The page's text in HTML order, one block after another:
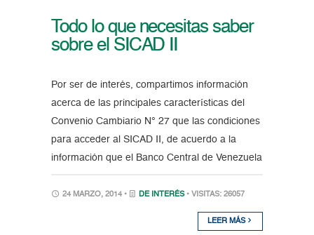
Todo lo que necesitas saber
sobre el SICAD II
Por ser de interés, compartimos información
acerca de las principales características del
Convenio Cambiario N° 27 que las condiciones
para acceder al SICAD II, de acuerdo a la
información que el Banco Central de Venezuela
24 MARZO, 2014 • DE INTERÉS • VISITAS: 26057
LEER MÁS